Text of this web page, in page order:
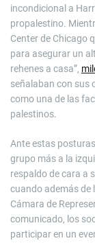
incondicional a
propalestino.
Center de Chicago
para asegurar un
rehenes a casa”,
señalaban con sus
como una de las
palestinos.
Ante estas
grupo más a la
respaldo de cara a
cuando además de
Cámara de
comunicado, los
participar en un